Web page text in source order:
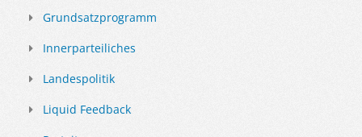
Grundsatzprogramm
Innerparteiliches
Landespolitik
Liquid Feedback